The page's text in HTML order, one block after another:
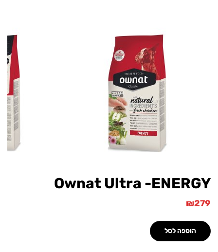
Ownat Ultra -
₪
הוספה לסל